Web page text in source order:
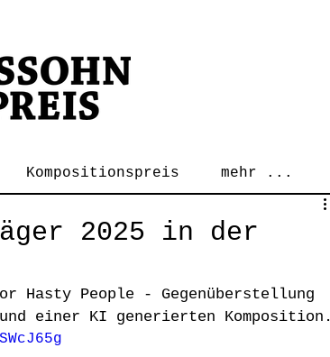
Kompositionspreis mehr ...
2025 in der
Hasty People - Gegenüberstellung
einer KI generierten Komposition.